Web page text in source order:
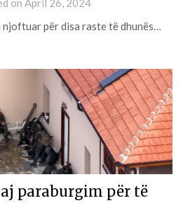
on April 26, 2024
njoftuar për disa raste të dhunës…
paraburgim për të